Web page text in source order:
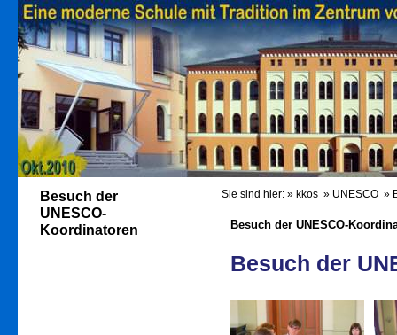
Besuch der
UNESCO-
Koordinatoren
Sie sind hier: » kkos » UNESCO »
Besuch der UNESCO-
Besuch der